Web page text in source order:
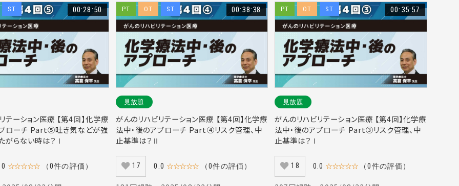
ST 00:28:50
テーション医療 【第4回】化学療
プローチ Part⑤吐き気などが強
がらない時は？Ⅰ
☆☆☆☆☆ （0件の評価）
PT OT ST 00:38:38
見放題
がんのリハビリテーション医療 【第4回】化学療
法中・後のアプローチ Part④リスク管理、中
止基準は？Ⅱ
17 0.0 ☆☆☆☆☆ （0件の評価）
PT OT ST 00:35:57
見放題
がんのリハビリテーション医療 【第4回】化学療
法中・後のアプローチ Part③リスク管理、中
止基準は？Ⅰ
18 0.0 ☆☆☆☆☆ （0件の評価）